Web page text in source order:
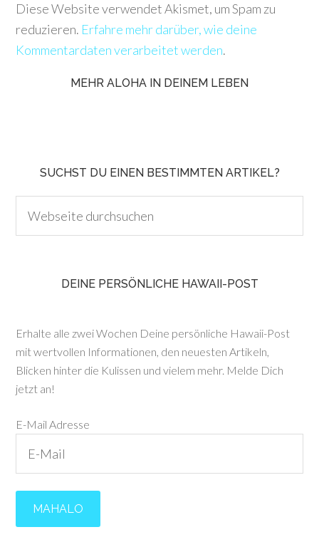
Diese Website verwendet Akismet, um Spam zu
reduzieren. Erfahre mehr darüber, wie deine
Kommentardaten verarbeitet werden.
MEHR ALOHA IN DEINEM LEBEN
SUCHST DU EINEN BESTIMMTEN ARTIKEL?
DEINE PERSÖNLICHE HAWAII-POST
Erhalte alle zwei Wochen Deine persönliche Hawaii-Post
mit wertvollen Informationen, den neuesten Artikeln,
Blicken hinter die Kulissen und vielem mehr. Melde Dich
jetzt an!
E-Mail Adresse